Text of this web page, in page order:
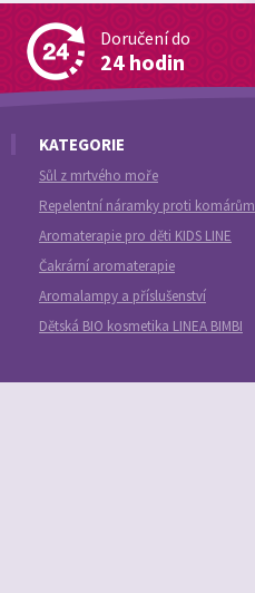
Doručení do
24 hodin
KATEGORIE
Sůl z mrtvého moře
Repelentní náramky proti komárům
Aromaterapie pro děti KIDS LINE
Čakrární aromaterapie
Aromalampy a příslušenství
Dětská BIO kosmetika LINEA BIMBI